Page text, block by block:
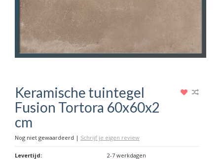
Keramische tuintegel
Fusion Tortora 60x60x2
cm
Nog niet gewaardeerd | Schrijf je eigen review
Levertijd:
2-7 werkdagen